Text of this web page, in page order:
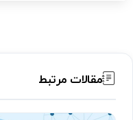
مقالات مرتبط